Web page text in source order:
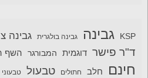
KSP גבינה גבינה בולגרית גבינה
ד"ר פישר דוגמית המבורגר השף
חינם חלב חתולים טבעול טבעוני